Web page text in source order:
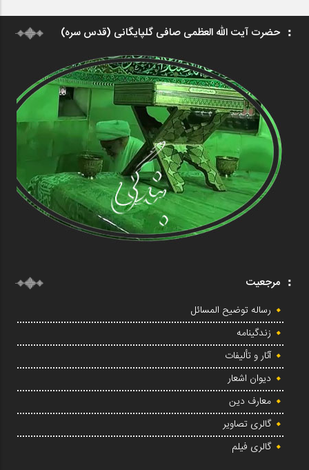
حضرت آیت الله العظمی صافی گلپایگانی (قدس سره)
مرجعیت
رساله توضیح المسائل
زندگینامه
آثار و تألیفات
دیوان اشعار
معارف دین
گالری تصاویر
گالری فیلم